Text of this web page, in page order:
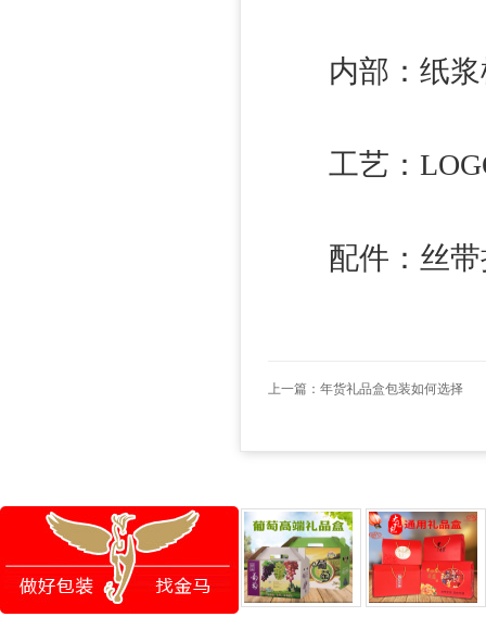
内部：纸浆
工艺：
配件：丝带
上一篇： 年货礼品盒包装如何选择